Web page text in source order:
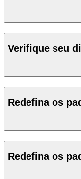
Verifique seu
Redefina os
Redefina os